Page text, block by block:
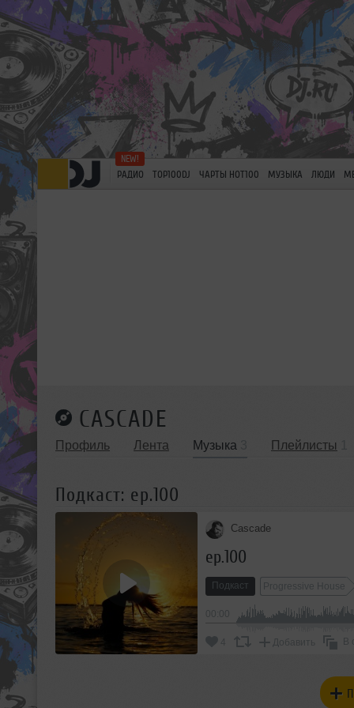
РАДИО TOP100DJ ЧАРТЫ HOT100 МУЗЫКА ЛЮДИ
CASCADE
Профиль Лента Музыка Плейлисты
Подкаст: ep.100
Cascade
ep.100
Подкаст Progressive House
Добавить